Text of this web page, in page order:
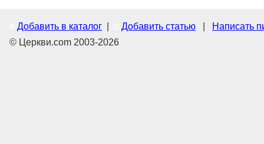
Добавить в каталог Добавить статью
Написать
© Церкви.com 2003-2026